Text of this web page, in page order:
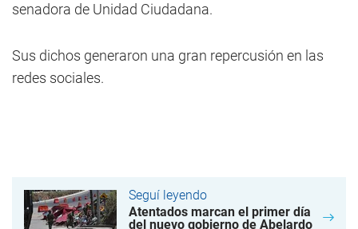
senadora de Unidad Ciudadana.
Sus dichos generaron una gran repercusión en las
redes sociales.
Seguí leyendo
Atentados marcan el primer día
del nuevo gobierno de Abelardo